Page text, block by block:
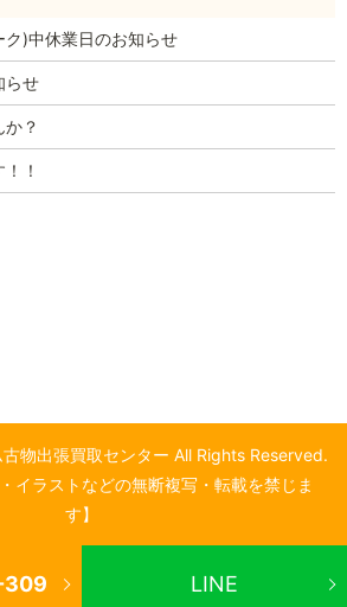
ク)中休業日のお知らせ
らせ
？
！
309 LINE
物出張買取センター All Rights Reserved.
イラストなどの無断複写・転載を禁じま
す】